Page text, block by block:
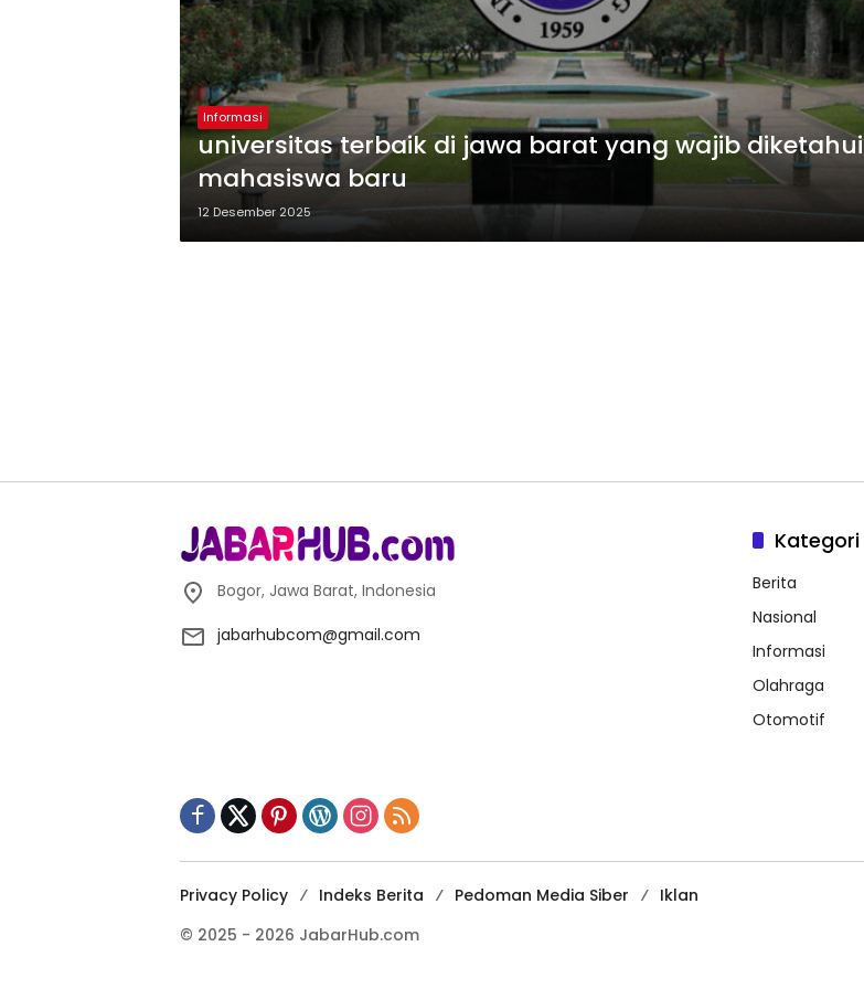
Informasi
universitas terbaik di jawa barat yang wajib diketahui
mahasiswa baru
12 Desember 2025
Bogor, Jawa Barat, Indonesia
jabarhubcom@gmail.com
Kategori
Berita
Nasional
Informasi
Olahraga
Otomotif
Privacy Policy Indeks Berita Pedoman Media Siber
Iklan
© 2025 - 2026 JabarHub.com